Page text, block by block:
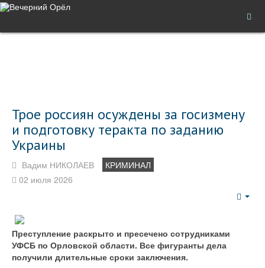
Трое россиян осуждены за госизмену
и подготовку теракта по заданию
Украины
Вадим НИКОЛАЕВ
КРИМИНАЛ
02 июля 2026
Преступление раскрыто и пресечено сотрудниками
УФСБ по Орловской области. Все фигуранты дела
получили длительные сроки заключения.